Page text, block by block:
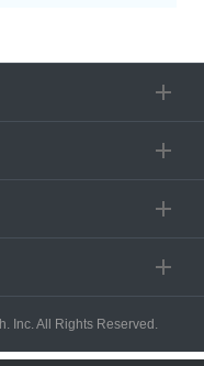
Inc. All Rights Reserved.